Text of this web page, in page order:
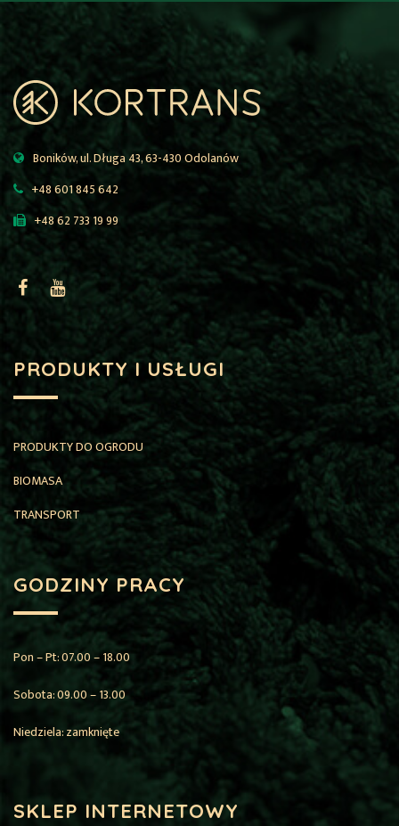
Boników, ul. Długa 43, 63-430 Odolanów
+48 601 845 642
+48 62 733 19 99
PRODUKTY I USŁUGI
PRODUKTY DO OGRODU
BIOMASA
TRANSPORT
GODZINY PRACY
Pon – Pt: 07.00 – 18.00
Sobota: 09.00 – 13.00
Niedziela: zamknięte
SKLEP INTERNETOWY